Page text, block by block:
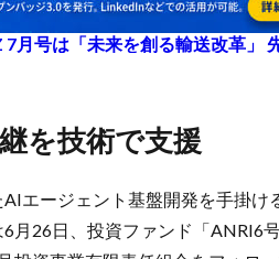
7月号は「未来を創る輸送改革」
継を技術で支援
エージェント基盤開発を手掛
月26日、投資ファンド「ANRI6